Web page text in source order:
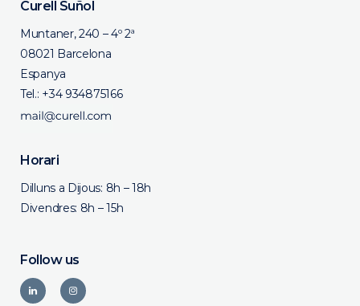
Curell Suñol
Muntaner, 240 – 4º 2ª
08021 Barcelona
Espanya
Tel.: +34 934875166
Horari
Dilluns a Dijous: 8h – 18h
Divendres: 8h – 15h
Follow us